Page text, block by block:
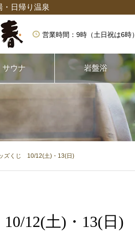
・日帰り温泉
営業時間：9時（土日祝は6時）
サウナ 岩盤浴
ズくじ 10/12(土)・13(日)
12(土)・13(日)